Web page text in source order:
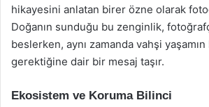
hikayesini anlatan birer özne olarak
Doğanın sunduğu bu zenginlik,
beslerken, aynı zamanda vahşi yaşamın
gerektiğine dair bir mesaj taşır.
Ekosistem ve Koruma Bilinci